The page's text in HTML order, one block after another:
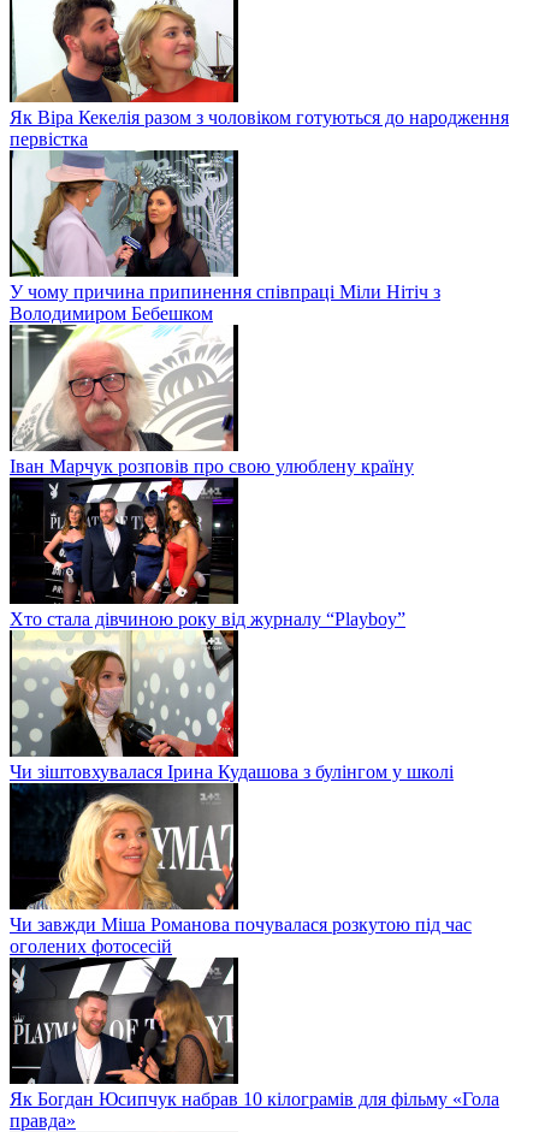
Як Віра Кекелія разом з чоловіком готуються до народження
первістка
У чому причина припинення співпраці Міли Нітіч з
Володимиром Бебешком
Іван Марчук розповів про свою улюблену країну
Хто стала дівчиною року від журналу “Playboy”
Чи зіштовхувалася Ірина Кудашова з булінгом у школі
Чи завжди Міша Романова почувалася розкутою під час
оголених фотосесій
Як Богдан Юсипчук набрав 10 кілограмів для фільму «Гола
правда»